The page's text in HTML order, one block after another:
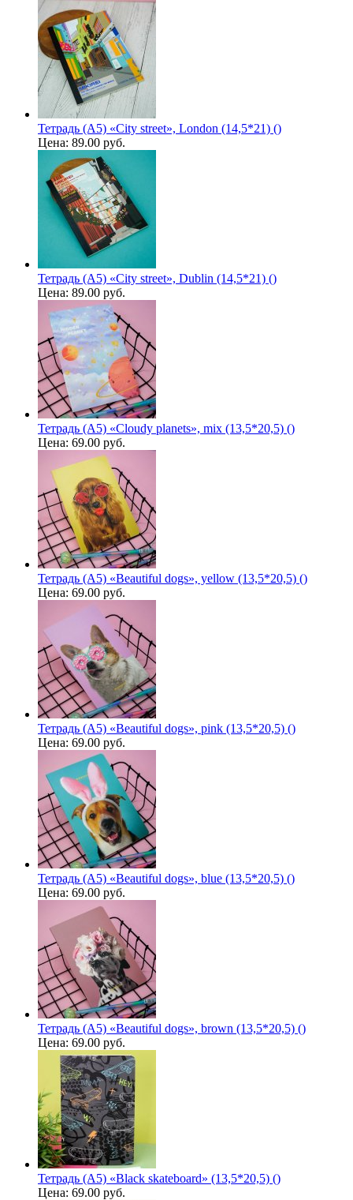
Тетрадь (A5) «City street», London (14,5*21) ()
Цена: 89.00 руб.
Тетрадь (A5) «City street», Dublin (14,5*21) ()
Цена: 89.00 руб.
Тетрадь (A5) «Cloudy planets», mix (13,5*20,5) ()
Цена: 69.00 руб.
Тетрадь (A5) «Beautiful dogs», yellow (13,5*20,5) ()
Цена: 69.00 руб.
Тетрадь (A5) «Beautiful dogs», pink (13,5*20,5) ()
Цена: 69.00 руб.
Тетрадь (A5) «Beautiful dogs», blue (13,5*20,5) ()
Цена: 69.00 руб.
Тетрадь (A5) «Beautiful dogs», brown (13,5*20,5) ()
Цена: 69.00 руб.
Тетрадь (A5) «Black skateboard» (13,5*20,5) ()
Цена: 69.00 руб.